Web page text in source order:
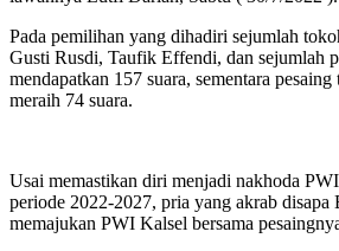
Pada pemilihan yang dihadiri sejumlah
Gusti Rusdi, Taufik Effendi, dan sejumlah
mendapatkan 157 suara, sementara
meraih 74 suara.
Usai memastikan diri menjadi nakhoda
periode 2022-2027, pria yang akrab
memajukan PWI Kalsel bersama